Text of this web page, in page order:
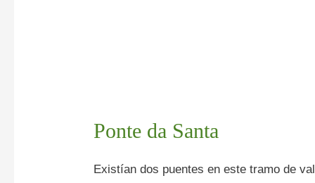
Ponte da Santa
Existían dos puentes en este tramo de